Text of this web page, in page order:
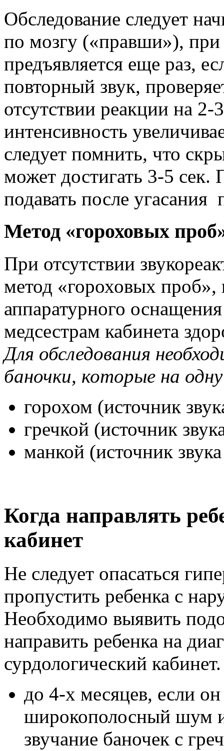
Обследование следует
по мозгу («правши»), при
предъявляется еще раз,
повторный звук,
отсутствии реакции на 2-
интенсивность
следует помнить, что
может достигать 3-5 сек.
подавать после
Метод «гороховых
При отсутствии
метод «гороховых проб»,
аппаратурного
медсестрам кабинета
Для обследования
баночки, которые на
горохом (источник
гречкой (источник
манкой (источник
Когда направлять
кабинет
Не следует опасаться
пропустить ребенка с
Необходимо выявить
направить ребенка на
сурдологический
до 4-х месяцев, если
широкополосный шум
звучание баночек с